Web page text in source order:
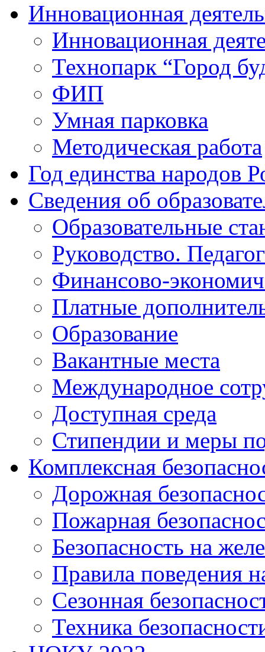
Инновационная
Инновационная
Технопарк “Город
ФИП
Умная парковка
Методическая работа
Год единства народов
Сведения об
Образовательные
Руководство.
Финансово-
Платные
Образование
Вакантные места
Международное
Доступная среда
Стипендии и меры
Комплексная
Дорожная
Пожарная
Безопасность на
Правила поведения
Сезонная
Техника